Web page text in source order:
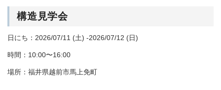
構造見学会
日にち：2026/07/11 (土) -2026/07/12 (日)
時間：10:00〜16:00
場所：福井県越前市馬上免町